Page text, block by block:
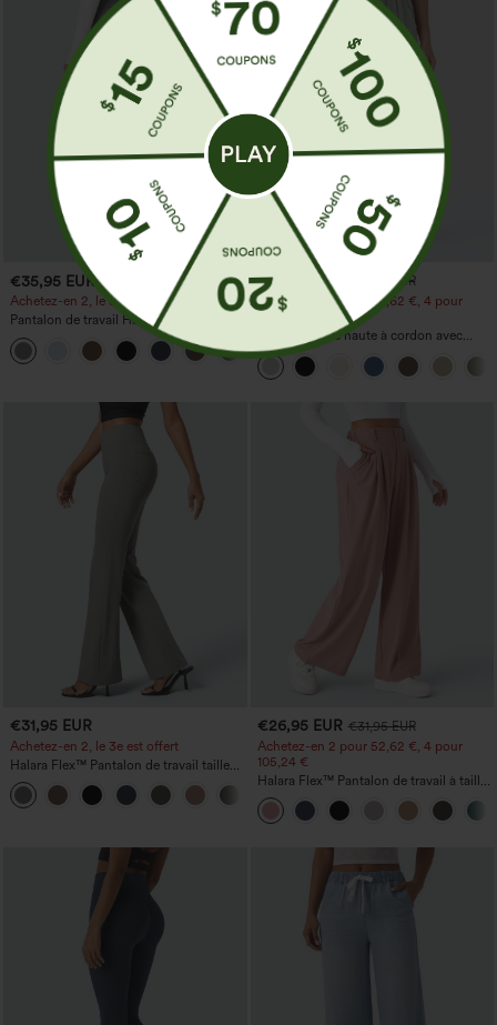
€35,95 EUR
Achetez-en 2, le 3e est offert
Pantalon de travail Halara Flex™
DayStretch à taille haute, avec poches et
coupe droite
€31,95 EUR
€35,95 EUR
Achetez-en 2 pour 52,62 €, 4 pour
105,24 €
Pantalon taille haute à cordon avec
poches, jambe large et coupe ample,
style décontracté, effet lin
€31,95 EUR
Achetez-en 2, le 3e est offert
Halara Flex™ Pantalon de travail taille
haute avec poche latérale arrière et
légère coupe évasée
€26,95 EUR €31,95 EUR
Achetez-en 2 pour 52,62 €, 4 pour
105,24 €
Halara Flex™ Pantalon de travail à taille
haute, jambe large, avec poches, en
maille gaufrée